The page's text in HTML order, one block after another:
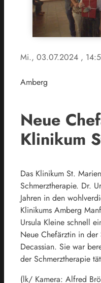
Mi., 03.07.2024 ,
Amberg
Neue
Klinikum
Das Klinikum St.
Schmerztherapie. Dr.
Jahren in den
Klinikums Amberg
Ursula Kleine schnell
Neue Chefärztin in
Decassian. Sie war
der Schmerztherapie
(lk/ Kamera: Alfred